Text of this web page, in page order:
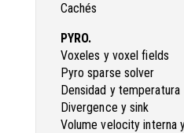
Cachés
PYRO.
Voxeles y voxel fields
Pyro sparse solver
Densidad y temperatura
Divergence y sink
Volume velocity interna